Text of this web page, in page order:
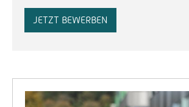
JETZT BEWERBEN